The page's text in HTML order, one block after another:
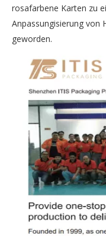
rosafarbene Karten zu
Anpassungisierung von
geworden.